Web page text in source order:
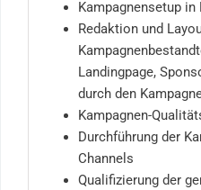
Kampagnensetup
Redaktion und
Landingpage,
durch den
Kampagnen-
Durchführung der
Channels
Qualifizierung der